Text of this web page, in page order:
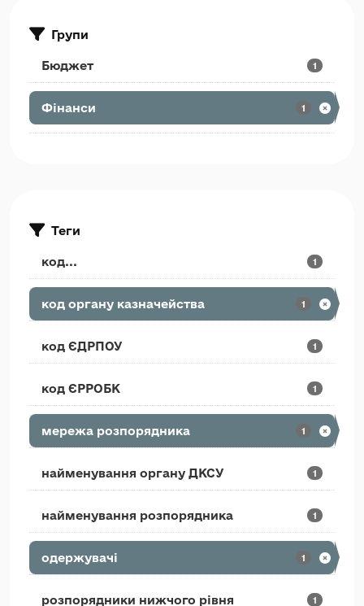
Групи
Бюджет 1
Фінанси 1
Теги
код... 1
код органу казначейства 1
код ЄДРПОУ 1
код ЄРРОБК 1
мережа розпорядника 1
найменування органу ДКСУ 1
найменування розпорядника 1
одержувачі 1
розпорядники нижчого рівня 1